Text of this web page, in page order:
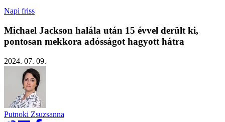
Napi friss
Michael Jackson halála után 15 évvel derült ki,
pontosan mekkora adósságot hagyott hátra
2024. 07. 09.
Putnoki Zsuzsanna